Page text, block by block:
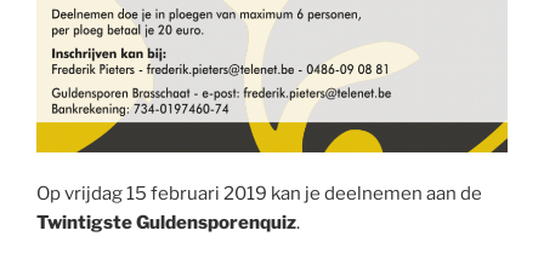
Op vrijdag 15 februari 2019 kan je deelnemen aan de
Twintigste Guldensporenquiz.